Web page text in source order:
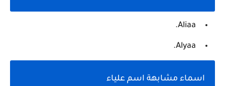
Aliaa.
Alyaa.
اسماء مشابهة اسم علياء